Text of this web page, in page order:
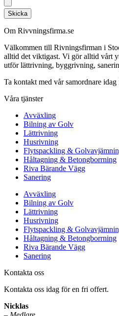
Skicka
Om Rivvningsfirma.se
Välkommen till Rivningsfirman i
alltid det viktigast. Vi gör alltid vårt
utför lättrivning, byggrivning,
Ta kontakt med vår samordnare
Våra tjänster
Avväxling
Bilning av Golv
Lättrivning
Husrivning
Flytspackling &
Håltagning & Betongborrning
Riva Bärande Vägg
Sanering
Avväxling
Bilning av Golv
Lättrivning
Husrivning
Flytspackling &
Håltagning & Betongborrning
Riva Bärande Vägg
Sanering
Kontakta oss
Kontakta oss idag för en fri offert.
Nicklas